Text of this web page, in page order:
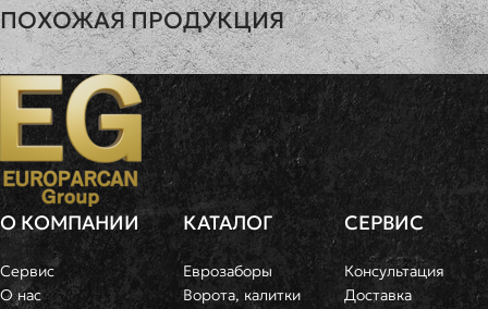
ПОХОЖАЯ ПРОДУКЦИЯ
Ворота откатные с врезной калиткой
Филенка
ШИРИНА
3.2м | 4.2м | 5.2м
ВЫСОТА
2м
Цена договорная
Ворота
ШИРИНА
3.2м | 4.2м
от
О КОМПАНИИ
Сервис
О нас
КАТАЛОГ
Еврозаборы
Ворота, калитки
СЕРВИС
Консультация
Доставка